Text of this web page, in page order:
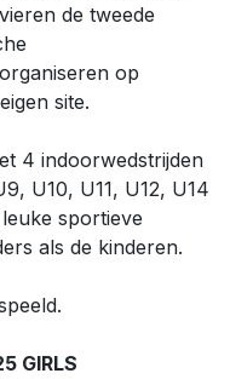
de tweede
op
site.
4 indoorwedstrijden
U10, U11, U12, U14
sportieve
als de kinderen.
GIRLS